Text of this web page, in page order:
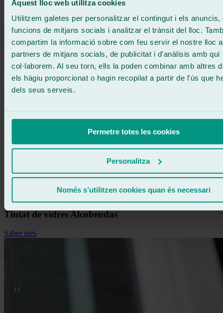
Aquest lloc web utilitza cookies
Utilitzem galetes per personalitzar el contingut i els anuncis,
funcions de mitjans socials i analitzar el trànsit del lloc.
compartim la informació sobre com feu servir el nostre lloc
partners de mitjans socials, de publicitat i d'anàlisis amb qui
col·laborem. Al seu torn, ells la poden combinar amb altres
els hàgiu proporcionat o hagin recopilat a partir de l'ús que
dels seus serveis.
Permetre totes les cookies
Personalitza
Només s’utilitzen cookies quan és necessari
Tintat de vidres Saragossa
Tintat de vidres Alcobendas
Saber més